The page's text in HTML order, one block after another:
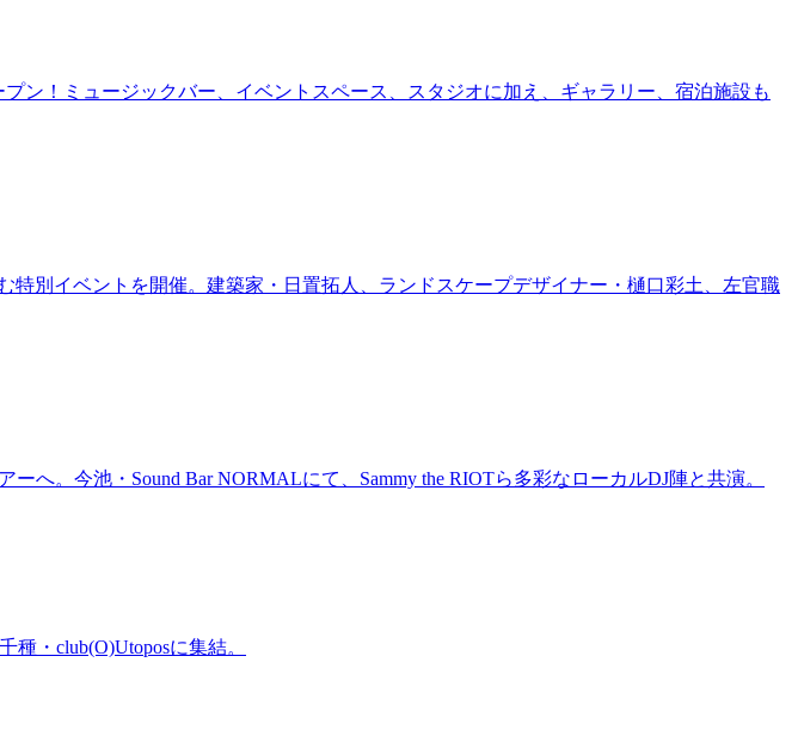
ン！ミュージックバー、イベントスペース、スタジオに加え、ギャラリー、宿泊施設も
別イベントを開催。建築家・日置拓人、ランドスケープデザイナー・樋口彩土、左官職
。今池・Sound Bar NORMALにて、Sammy the RIOTら多彩なローカルDJ陣と共演。
・club(O)Utoposに集結。